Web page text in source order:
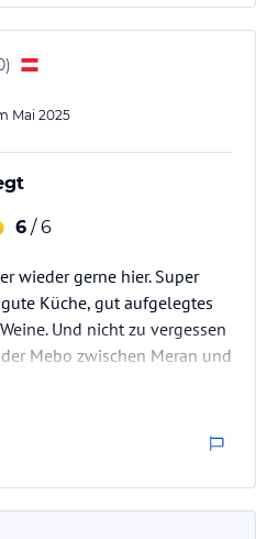
)
Mai 2025
6 / 6
wieder gerne hier. Super
Küche, gut aufgelegtes
Und nicht zu vergessen
Mebo zwischen Meran und